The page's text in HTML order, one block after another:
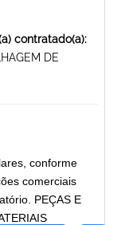
contratado(a):
DE
conforme
comerciais
PEÇAS E